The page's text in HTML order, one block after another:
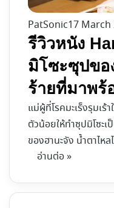
PatSonic17 March
รีวิวหนัง
มิโซะซุปขอ
ร้ายที่มาพร้
แม่ผู้ที่โรคมะเร็งรุมเร้
ตัวน้อยให้ทำซุปมิโซะ
ของฮานะจัง น้ำตาไห
อ่านต่อ »